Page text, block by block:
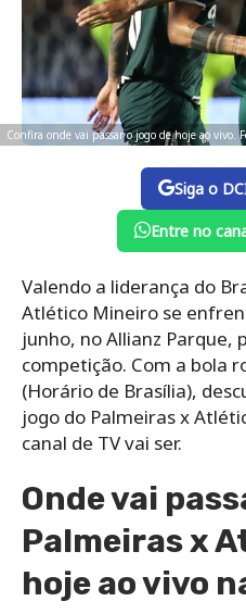
Confira onde vai passar o jogo de hoje ao vivo.
Siga o
Entre no
Valendo a liderança do
Atlético Mineiro se
junho, no Allianz Parque,
competição. Com a bola
(Horário de Brasília),
jogo do Palmeiras x
canal de TV vai ser.
Onde vai
Palmeiras x
hoje ao vivo